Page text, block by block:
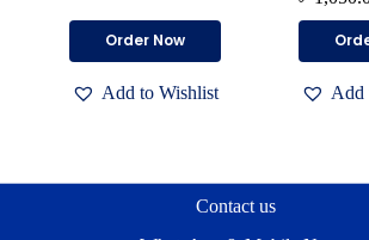
৳ 3,500.00.
৳ 2,850.00.
Order Now
Add to Wishlist Add
Contact us